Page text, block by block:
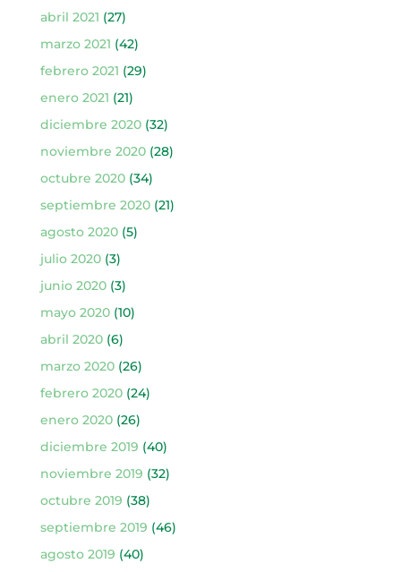
abril 2021 (27)
marzo 2021 (42)
febrero 2021 (29)
enero 2021 (21)
diciembre 2020(32)
noviembre 2020(28)
octubre 2020(34)
septiembre 2020(21)
agosto 2020(5)
julio 2020(3)
junio 2020(3)
mayo 2020(10)
abril 2020(6)
marzo 2020(26)
febrero 2020(24)
enero 2020(26)
diciembre 2019 (40)
noviembre 2019 (32)
octubre 2019 (38)
septiembre 2019 (46)
agosto 2019 (40)